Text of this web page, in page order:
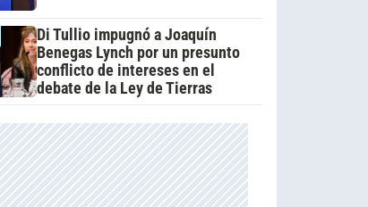
Di Tullio impugnó a Joaquín
Benegas Lynch por un presunto
conflicto de intereses en el
debate de la Ley de Tierras